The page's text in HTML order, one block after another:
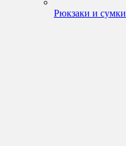
Рюкзаки и сумки